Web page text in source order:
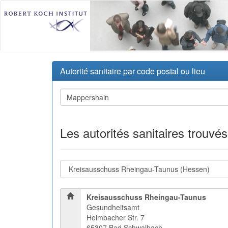
Autorité sanitaire par code postal ou lieu
Les autorités sanitaires
Kreisausschuss Rheingau-Taunus
Gesundheitsamt
Heimbacher Str. 7